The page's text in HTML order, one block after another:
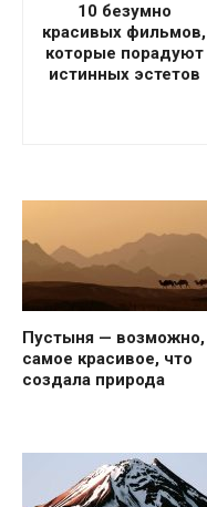
10 безумно
красивых фильмов,
которые порадуют
истинных эстетов
Пустыня — возможно,
самое красивое, что
создала природа